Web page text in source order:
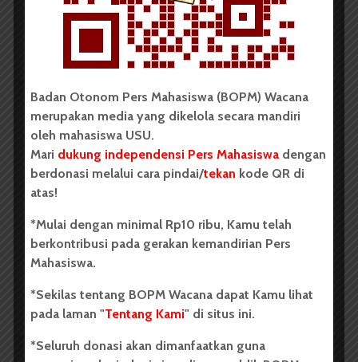
Oleh: Iyusarah Pakpahan USU, wacana.org – Dua...
2 menit waktu baca
BERITA KAMPUS
Dua Mahasiswa Etnomusikologi
USU Torehkan Prestasi di
Dark Mode | Moda Gelap
Oleh: Syarifah Sarah Nurjiha USU, wacana.org –...
Redaksi 2 menit waktu baca
Badan Otonom Pers Mahasiswa (BOPM) Wacana
merupakan media yang dikelola secara mandiri
oleh mahasiswa USU.
Mari dukung independensi Pers Mahasiswa dengan
berdonasi melalui cara pindai/tekan kode QR di
atas!
*Mulai dengan minimal Rp10 ribu, Kamu telah
berkontribusi pada gerakan kemandirian Pers
Mahasiswa.
*Sekilas tentang BOPM Wacana dapat Kamu lihat
pada laman "Tentang Kami" di situs ini.
*Seluruh donasi akan dimanfaatkan guna